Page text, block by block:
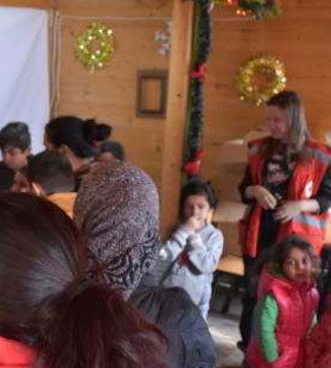
СОБРАНИЕ
СТРУКТУРА И ОРГАНИЗАЦИОНА ПОСТАВЕНОСТ
ДИСЕМИНАЦИЈА
MЕЃУНАРОДНО ХУМАНИТАРНО ПРАВО
ПРОМОЦИЈА НА ХУМАНИ ВРЕДНОСТИ
УПОТРЕБА И ЗАШТИТА НА АМБЛЕМОТ
СОЦИЈАЛНО ХУМАНИТАРНА ДЕЈНОСТ
КАКО ДА ДОНИРАТЕ